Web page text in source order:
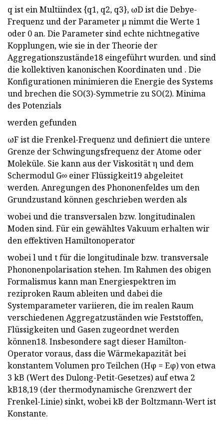
q ist ein Multiindex {q1, q2, q3}, ωD ist die Debye-
Frequenz und der Parameter μ nimmt die Werte 1
oder 0 an. Die Parameter sind echte nichtnegative
Kopplungen, wie sie in der Theorie der
Aggregationszustände18 eingeführt wurden. und sind
die kollektiven kanonischen Koordinaten und . Die
Konfigurationen minimieren die Energie des Systems
und brechen die SO(3)-Symmetrie zu SO(2). Minima
des Potenzials
werden gefunden
ωF ist die Frenkel-Frequenz und definiert die untere
Grenze der Schwingungsfrequenz der Atome oder
Moleküle. Sie kann aus der Viskosität η und dem
Schermodul G∞ einer Flüssigkeit19 abgeleitet
werden. Anregungen des Phononenfeldes um den
Grundzustand können geschrieben werden als
wobei und die transversalen bzw. longitudinalen
Moden sind. Für ein gewähltes Vakuum erhalten wir
den effektiven Hamiltonoperator
wobei l und t für die longitudinale bzw. transversale
Phononenpolarisation stehen. Im Rahmen des obigen
Formalismus kann man Energiespektren im
reziproken Raum ableiten und dabei die
Systemparameter variieren, die im realen Raum
verschiedenen Aggregatzuständen wie Feststoffen,
Flüssigkeiten und Gasen zugeordnet werden
können18. Insbesondere sagt dieser Hamilton-
Operator voraus, dass die Wärmekapazität bei
konstantem Volumen pro Teilchen (Hφ = Eφ) von etwa
3 kB (Wert des Dulong-Petit-Gesetzes) auf etwa 2
kB18,19 (der thermodynamische Grenzwert der
Frenkel-Linie) sinkt, wobei kB der Boltzmann-Wert ist
Konstante.